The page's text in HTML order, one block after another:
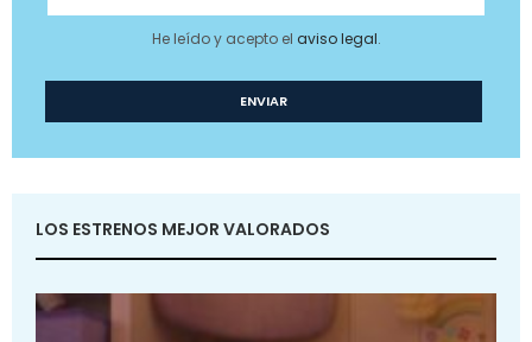
He leído y acepto el aviso legal.
LOS ESTRENOS MEJOR VALORADOS